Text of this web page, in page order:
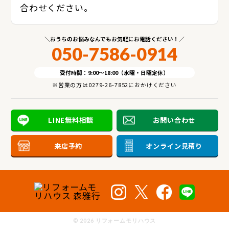
合わせください。
おうちのお悩みなんでもお気軽にお電話ください！
050-7586-0914
受付時間：9:00～18:00（水曜・日曜定休）
※営業の方は0279-26-7852におかけください
LINE無料相談 お問い合わせ
来店予約 オンライン見積り
© 2026 リフォームモリハウス